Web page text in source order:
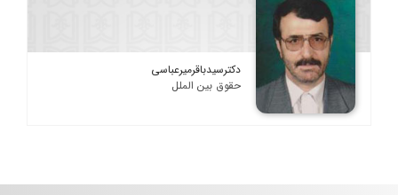
دکترسیدباقرمیرعباسی
حقوق بین الملل